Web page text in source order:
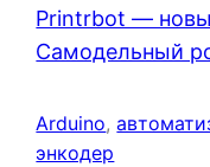
Printrbot —
Самодельный
Arduino,
энкодер